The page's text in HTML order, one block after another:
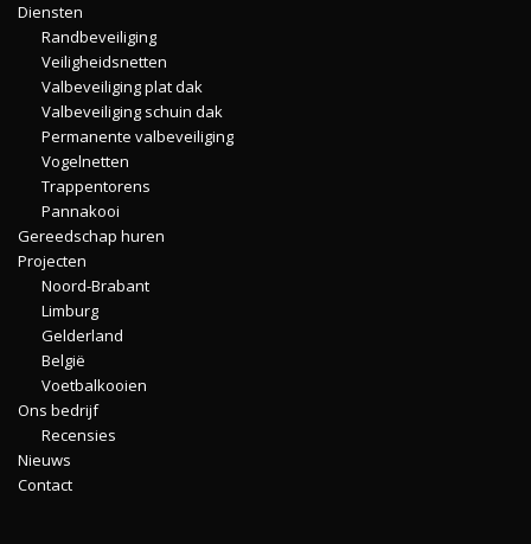
Diensten
Randbeveiliging
Veiligheidsnetten
Valbeveiliging plat dak
Valbeveiliging schuin dak
Permanente valbeveiliging
Vogelnetten
Trappentorens
Pannakooi
Gereedschap huren
Projecten
Noord-Brabant
Limburg
Gelderland
België
Voetbalkooien
Ons bedrijf
Recensies
Nieuws
Contact